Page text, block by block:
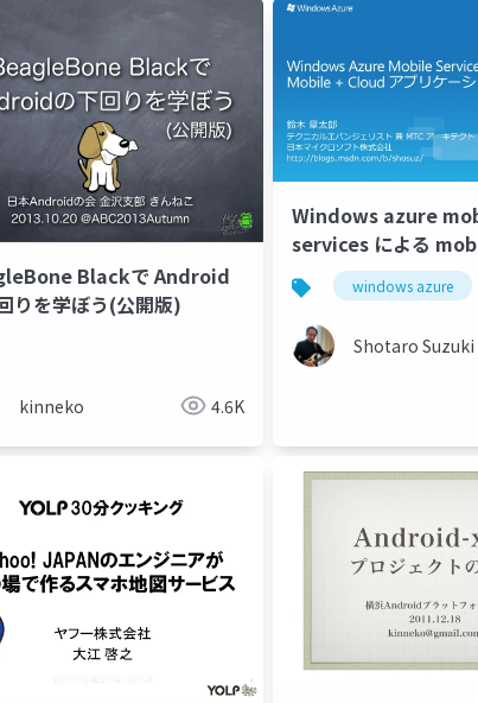
Blackで Android
りを学ぼう(公開版)
kinneko 4.6K
Windows azure
services による
アプリケーション超
windows azure
Shotaro Suzuki